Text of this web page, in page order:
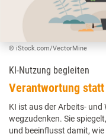
© iStock.com/VectorMine
KI-Nutzung begleiten
Verantwortung
KI ist aus der Arbeits-
wegzudenken. Sie
und beeinflusst damit,